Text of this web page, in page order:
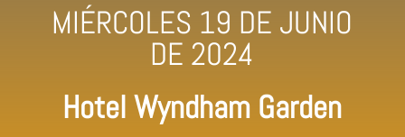
MIÉRCOLES 19 DE JUNIO
DE 2024
Hotel Wyndham Garden